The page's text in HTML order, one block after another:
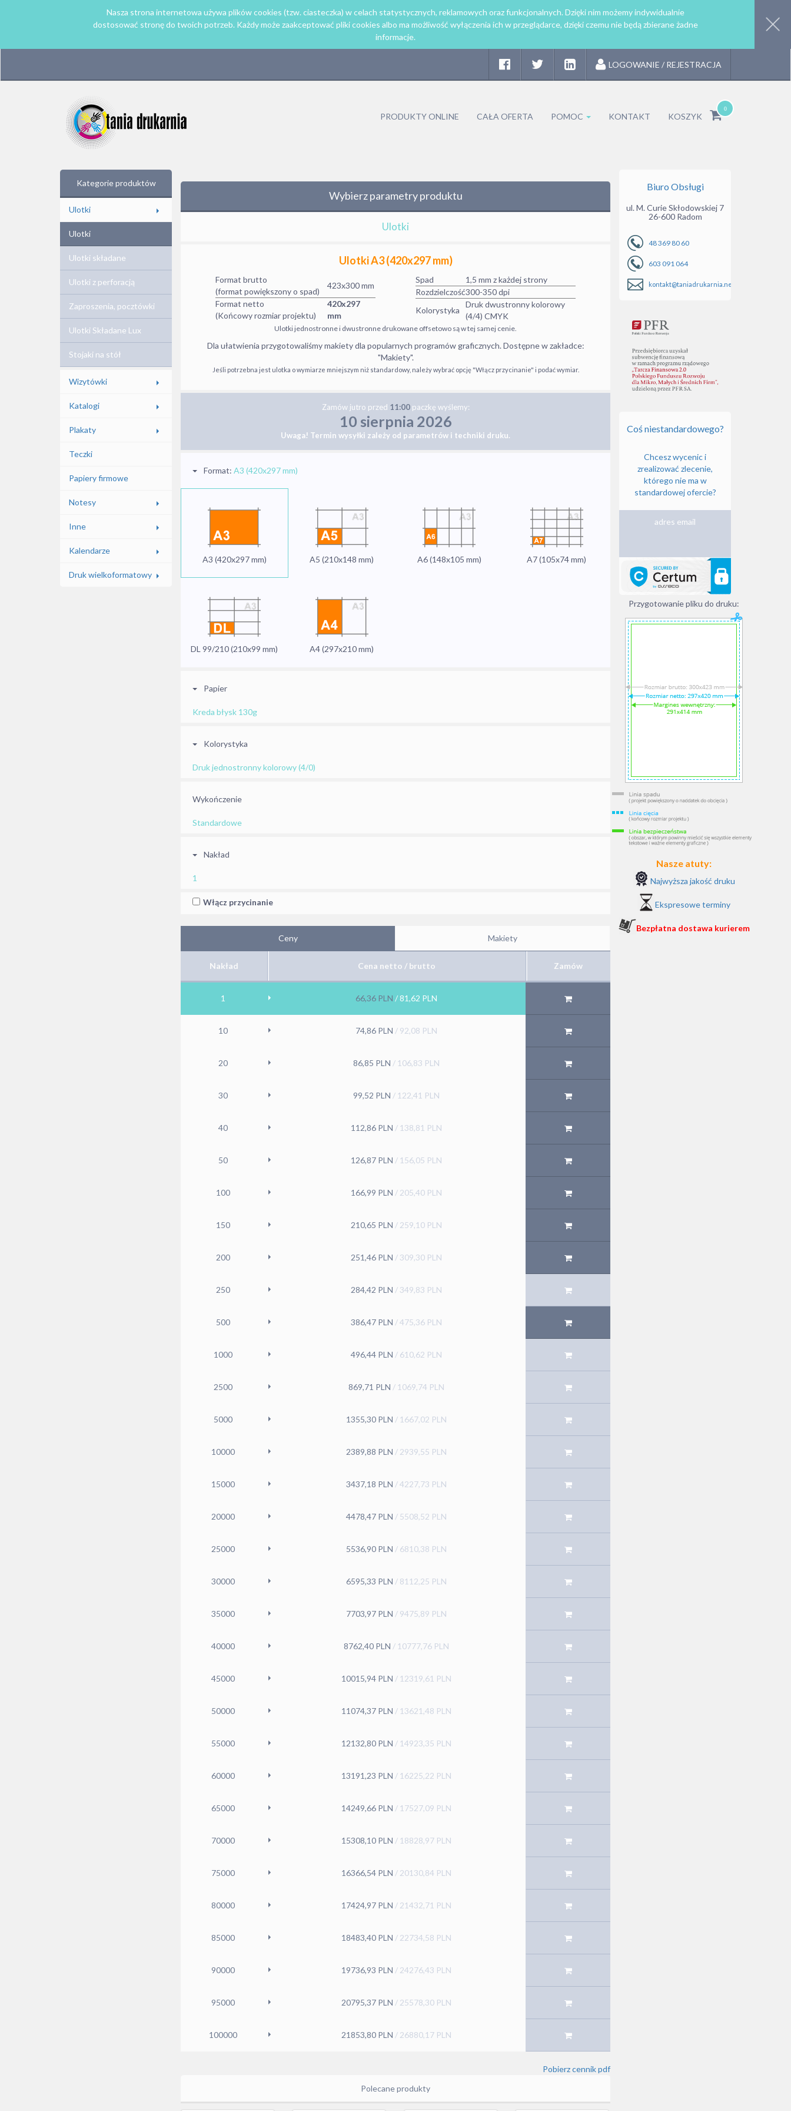
Nasza strona internetowa używa plików cookies (tzw. ciasteczka) w celach statystycznych, reklamowych oraz funkcjonalnych. Dzięki nim możemy indywidualnie
dostosować stronę do twoich potrzeb. Każdy może zaakceptować pliki cookies albo ma możliwość wyłączenia ich w przeglądarce, dzięki czemu nie będą zbierane żadne
informacje.
LOGOWANIE / REJESTRACJA
PRODUKTY ONLINE CAŁA OFERTA POMOC KONTAKT KOSZYK
Kategorie produktów
Ulotki
Ulotki
Ulotki składane
Ulotki z perforacją
Zaproszenia, pocztówki
Ulotki Składane Lux
Stojaki na stół
Wizytówki
Katalogi
Plakaty
Teczki
Papiery firmowe
Notesy
Inne
Kalendarze
Druk wielkoformatowy
Wybierz parametry produktu
Ulotki
Ulotki A3 (420x297 mm)
Format brutto
(format powiększony o spad)
423x300 mm
Format netto
(Końcowy rozmiar projektu)
420x297
mm
Spad
1,5 mm z każdej strony
Rozdzielczość300-350 dpi
Kolorystyka
Druk dwustronny kolorowy
(4/4) CMYK
Ulotki jednostronne i dwustronne drukowane offsetowo są w tej samej cenie.
Dla ułatwienia przygotowaliśmy makiety dla popularnych programów graficznych. Dostępne w zakładce:
"Makiety".
Jeśli potrzebna jest ulotka o wymiarze mniejszym niż standardowy, należy wybrać opcję "Włącz przycinanie" i podać wymiar.
Przygotowanie pliku do druku:
Nasze atuty:
Najwyższa jakość druku
Ekspresowe terminy
Bezpłatna dostawa kurierem
Zamów jutro przed 11:00paczkę wyślemy:
10 sierpnia 2026
Uwaga! Termin wysyłki zależy od parametrów i techniki druku.
Format: A3 (420x297 mm)
A3 (420x297 mm) A5 (210x148 mm) A6 (148x105 mm) A7 (105x74 mm)
DL 99/210 (210x99 mm) A4 (297x210 mm)
Papier
Kreda błysk 130g
Kolorystyka
Druk jednostronny kolorowy (4/0)
Wykończenie
Standardowe
Nakład
1
Włącz przycinanie
Ceny Makiety
Nakład Cena netto / brutto Zamów
1 66,36 PLN /81,62 PLN
10 74,86 PLN / 92,08 PLN
20 86,85 PLN / 106,83 PLN
30 99,52 PLN / 122,41 PLN
40 112,86 PLN / 138,81 PLN
50 126,87 PLN / 156,05 PLN
100 166,99 PLN / 205,40 PLN
150 210,65 PLN / 259,10 PLN
200 251,46 PLN / 309,30 PLN
250 284,42 PLN / 349,83 PLN
500 386,47 PLN /475,36 PLN
1000 496,44 PLN / 610,62 PLN
2500 869,71 PLN / 1069,74 PLN
5000 1355,30 PLN / 1667,02 PLN
10000 2389,88 PLN / 2939,55 PLN
15000 3437,18 PLN /4227,73 PLN
20000 4478,47 PLN / 5508,52 PLN
25000 5536,90 PLN / 6810,38 PLN
30000 6595,33 PLN / 8112,25 PLN
35000 7703,97 PLN / 9475,89 PLN
40000 8762,40 PLN / 10777,76 PLN
45000 10015,94 PLN / 12319,61 PLN
50000 11074,37 PLN / 13621,48 PLN
55000 12132,80 PLN / 14923,35 PLN
60000 13191,23 PLN / 16225,22 PLN
65000 14249,66 PLN / 17527,09 PLN
70000 15308,10 PLN / 18828,97 PLN
75000 16366,54 PLN / 20130,84 PLN
80000 17424,97 PLN / 21432,71 PLN
85000 18483,40 PLN / 22734,58 PLN
90000 19736,93 PLN / 24276,43 PLN
95000 20795,37 PLN / 25578,30 PLN
100000 21853,80 PLN / 26880,17 PLN
Pobierz cennik pdf
Polecane produkty
Biuro Obsługi
ul. M. Curie Skłodowskiej 7
26-600 Radom
48 369 80 60
603 091 064
kontakt@taniadrukarnia.net
Coś niestandardowego?
Chcesz wycenic i
zrealizować zlecenie,
którego nie ma w
standardowej ofercie?
adres email